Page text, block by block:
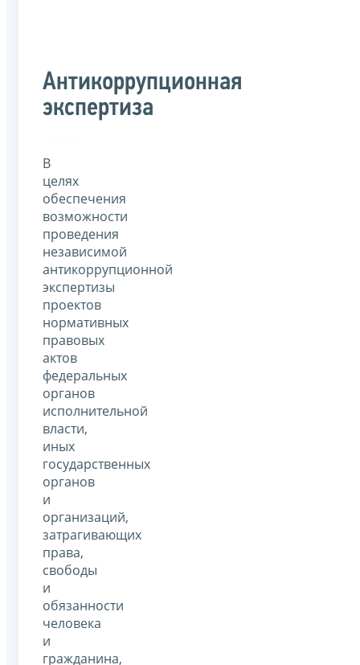
Антикоррупционная
экспертиза
В
целях
обеспечения
возможности
проведения
независимой
антикоррупционной
экспертизы
проектов
нормативных
правовых
актов
федеральных
органов
исполнительной
власти,
иных
государственных
органов
и
организаций,
затрагивающих
права,
свободы
и
обязанности
человека
и
гражданина,